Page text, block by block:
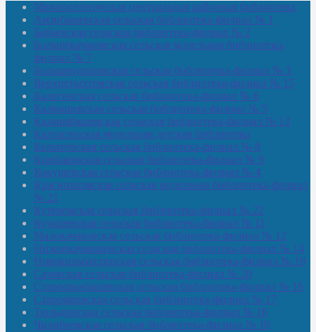
Межпоселенческая центральная районная библиотека
Амзибашевская сельская библиотека-филиал № 1
Бабаевская сельская библиотека-филиал № 2
Большекачаковская сельская модельная библиотека-
филиал № 7
Большекуразовская сельская библиотека-филиал № 3
Верхнетыхтемская сельская библиотека-филиал № 15
Калегинская сельская библиотека-филиал № 6
Калмашевская сельская библиотека-филиал № 5
Калмиябашевская сельская библиотека-филиал № 13
Калтасинская модельная детская библиотека
Кельтеевская сельская библиотека-филиал № 8
Киебаковская сельская библиотека-филиал № 9
Кокушевская сельская библиотека-филиал № 4
Краснохолмская сельская модельная библиотека-филиал
№ 21
Кутеремская сельская библиотека-филиал № 22
Кучашевская сельская библиотека-филиал № 11
Малокачаковская сельская библиотека-филиал № 12
Нижнекачмашевская сельская библиотека-филиал № 14
Новокильбахтинская сельская библиотека-филиал № 19
Сазовская сельская библиотека-филиал № 20
Староорьебашевская сельская библиотека-филиал № 16
Старояшевская сельская библиотека-филиал № 17
Тюльдинская сельская библиотека-филиал № 18
Чилибеевская сельская библиотека-филиал № 10